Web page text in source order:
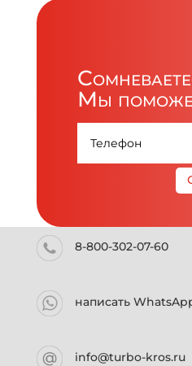
Мы
8-800-302-07-60
написать
info@turbo-kros.ru